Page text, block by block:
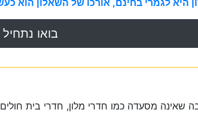
לגמרי בחינם, אורכו של השאלון הוא
בואו נתחיל
שאינה מסעדה כמו חדרי מלון, חדרי בית חולים,